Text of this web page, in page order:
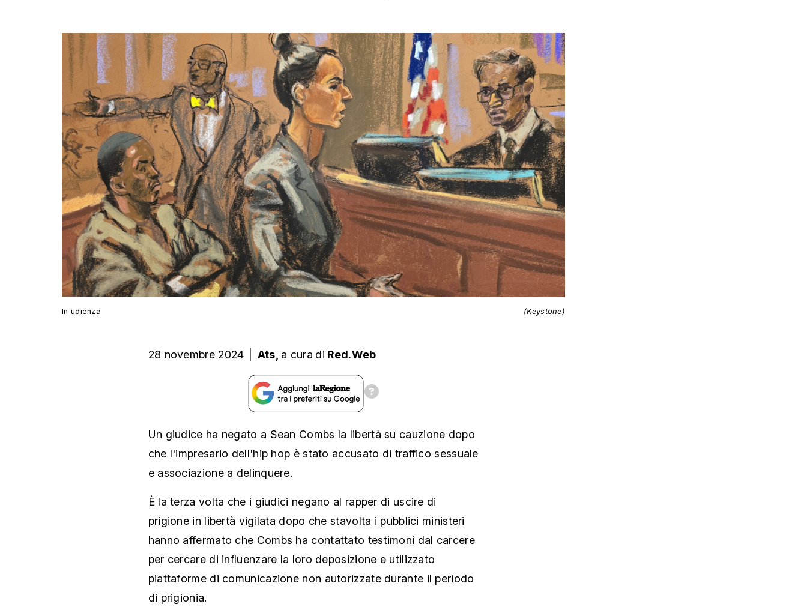
In udienza (Keystone)
28 novembre 2024 Ats, a cura di Red.Web
Un giudice ha negato a Sean Combs la libertà su cauzione dopo
che l'impresario dell'hip hop è stato accusato di traffico sessuale
e associazione a delinquere.
È la terza volta che i giudici negano al rapper di uscire di
prigione in libertà vigilata dopo che stavolta i pubblici ministeri
hanno affermato che Combs ha contattato testimoni dal carcere
per cercare di influenzare la loro deposizione e utilizzato
piattaforme di comunicazione non autorizzate durante il periodo
di prigionia.